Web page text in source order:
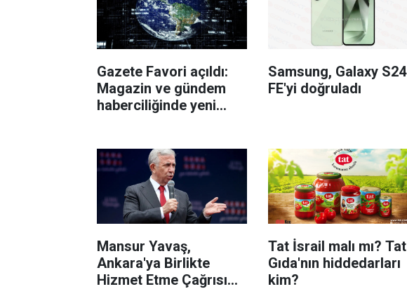
Gazete Favori açıldı:
Magazin ve gündem
haberciliğinde yeni
Samsung, Galaxy S24
FE'yi doğruladı
Mansur Yavaş,
Ankara'ya Birlikte
Hizmet Etme Çağrısı
Tat İsrail malı mı? Tat
Gıda'nın hiddedarları
kim?